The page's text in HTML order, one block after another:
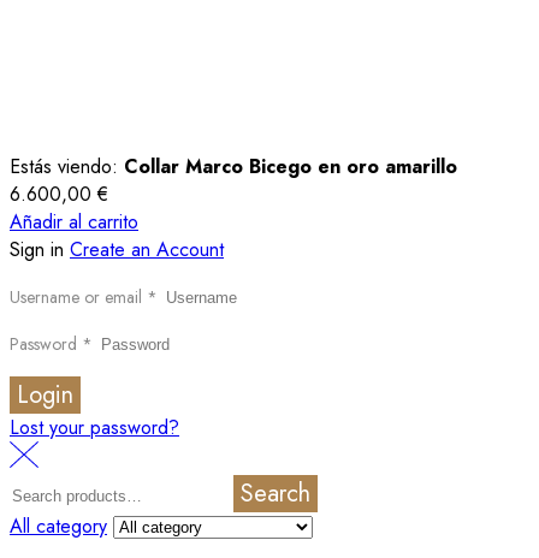
Estás viendo: Collar Marco Bicego en oro amarillo
6.600,00€
Añadir al carrito
Sign in Create an Account
Username or email *
Password *
Login
Lost your password?
Search
All category